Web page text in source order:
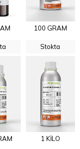
100 GRAM
Stokta
1 KİLO